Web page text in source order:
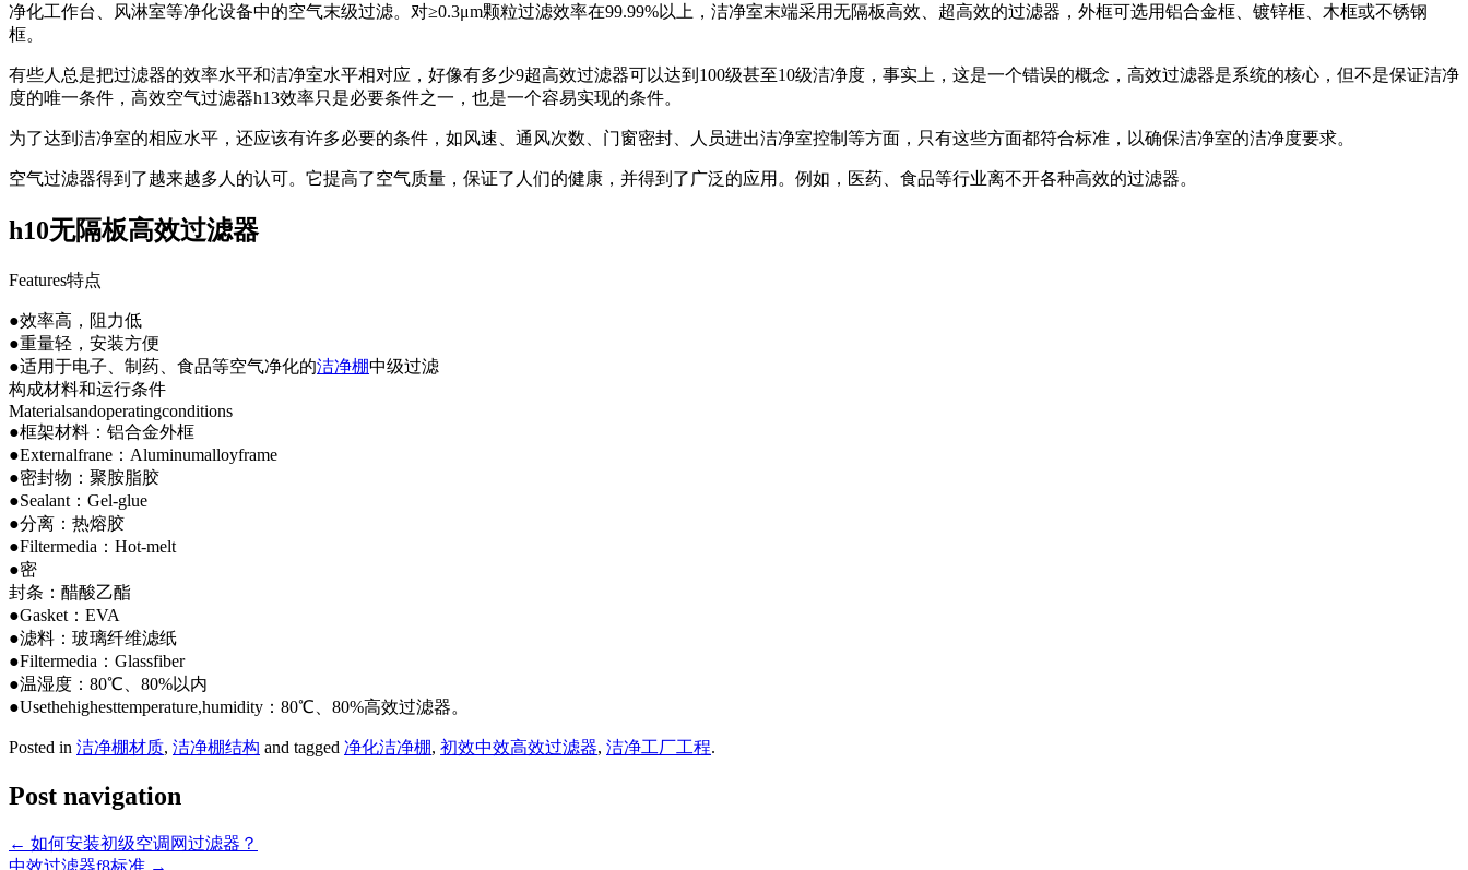
净化工作台、风淋室等净化设备中的空气末级过滤。对≥0.3μm颗粒过滤效率在99.99%以上，洁净室末端采用无隔板高效、超高效的过滤器，外框可选用铝合金框、镀锌框、木框或不锈钢
框。
有些人总是把过滤器的效率水平和洁净室水平相对应，好像有多少9超高效过滤器可以达到100级甚至10级洁净度，事实上，这是一个错误的概念，高效过滤器是系统的核心，但不是保证洁净
度的唯一条件，高效空气过滤器h13效率只是必要条件之一，也是一个容易实现的条件。
为了达到洁净室的相应水平，还应该有许多必要的条件，如风速、通风次数、门窗密封、人员进出洁净室控制等方面，只有这些方面都符合标准，以确保洁净室的洁净度要求。
空气过滤器得到了越来越多人的认可。它提高了空气质量，保证了人们的健康，并得到了广泛的应用。例如，医药、食品等行业离不开各种高效的过滤器。
h10无隔板高效过滤器
Features特点
●效率高，阻力低
●重量轻，安装方便
●适用于电子、制药、食品等空气净化的洁净棚中级过滤
构成材料和运行条件
Materialsandoperatingconditions
●框架材料：铝合金外框
●Externalfrane：Aluminumalloyframe
●密封物：聚胺脂胶
●Sealant：Gel-glue
●分离：热熔胶
●Filtermedia：Hot-melt
●密
封条：醋酸乙酯
●Gasket：EVA
●滤料：玻璃纤维滤纸
●Filtermedia：Glassfiber
●温湿度：80℃、80%以内
●Usethehighesttemperature,humidity：80℃、80%高效过滤器。
Posted in 洁净棚材质, 洁净棚结构 and tagged 净化洁净棚, 初效中效高效过滤器, 洁净工厂工程.
Post navigation
← 如何安装初级空调网过滤器？
中效过滤器f8标准 →